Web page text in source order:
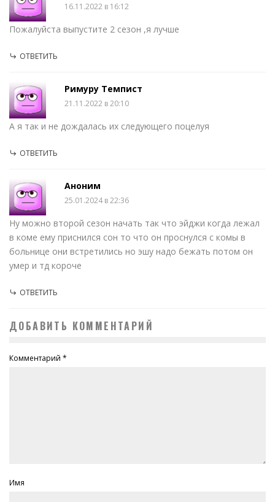
16.11.2022 в 16:12
Пожалуйста выпустите 2 сезон ,я лучше
ОТВЕТИТЬ
Римуру Темпист
21.11.2022 в 20:10
А я так и не дождалась их следующего поцелуя
ОТВЕТИТЬ
Аноним
25.01.2024 в 22:36
Ну можно второй сезон начать так что эйджи когда лежал
в коме ему приснился сон то что он проснулся с комы в
больнице они встретились но эшу надо бежать потом он
умер и тд короче
ОТВЕТИТЬ
ДОБАВИТЬ КОММЕНТАРИЙ
Комментарий *
Имя